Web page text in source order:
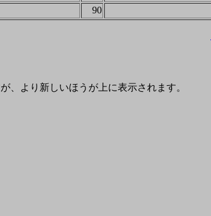
90
、より新しいほうが上に表示されます。